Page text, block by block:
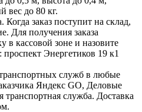
до 80 кг.
заказ поступит на склад,
Для получения заказа
в кассовой зоне и назовите
Энергетиков 19 к1
служб в любые
Яндекс GO, Деловые
служба. Доставка